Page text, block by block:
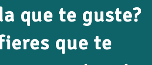
que te guste?
que te